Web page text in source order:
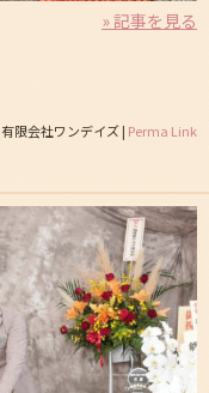
» 記事を見る
有限会社ワンデイズ| Perma Link